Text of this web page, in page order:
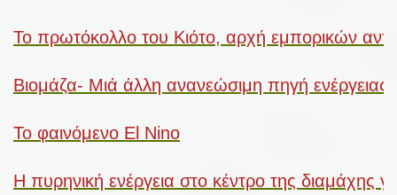
Το πρωτόκολλο του Κιότο, αρχή εμπορικών
Βιομάζα- Μιά άλλη ανανεώσιμη πηγή ενέργειας
Το φαινόμενο El Nino
Η πυρηνική ενέργεια στο κέντρο της διαμάχης